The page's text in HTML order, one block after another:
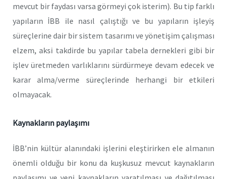
mevcut bir faydası varsa görmeyi çok isterim). Bu tip farklı
yapıların İBB ile nasıl çalıştığı ve bu yapıların işleyiş
süreçlerine dair bir sistem tasarımı ve yönetişim çalışması
elzem, aksi takdirde bu yapılar tabela dernekleri gibi bir
işlev üretmeden varlıklarını sürdürmeye devam edecek ve
karar alma/verme süreçlerinde herhangi bir etkileri
olmayacak.
Kaynakların paylaşımı
İBB’nin kültür alanındaki işlerini eleştirirken ele almanın
önemli olduğu bir konu da kuşkusuz mevcut kaynakların